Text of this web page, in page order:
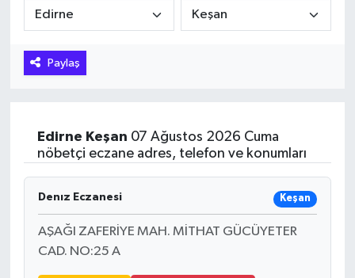
Paylaş
Edirne Keşan 07 Ağustos 2026 Cuma
nöbetçi eczane adres, telefon ve konumları
Denız Eczanesi Keşan
AŞAĞI ZAFERİYE MAH. MİTHAT GÜCÜYETER
CAD. NO:25 A
Hakkari Haber
İLGİNÇ HABERLER
KÜLTÜR SANAT
MAGAZİN
MAKALE